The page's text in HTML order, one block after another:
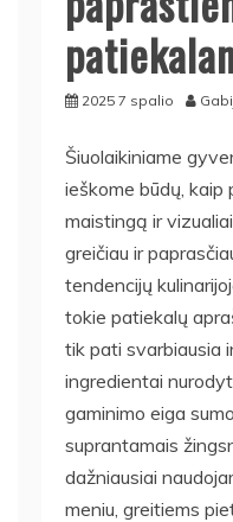
2025 7 spalio
Šiuolaikiniame
ieškome būdų, kaip
maistingą ir
greičiau ir
tendencijų
tokie patiekalų
tik pati svarbiausia
ingredientai
gaminimo eiga
suprantamais
dažniausiai
meniu, greitiems